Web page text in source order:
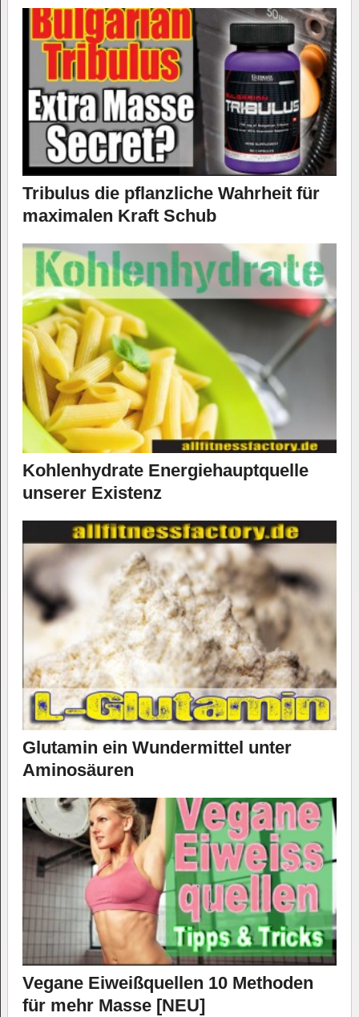
Tribulus die pflanzliche Wahrheit für
maximalen Kraft Schub
Kohlenhydrate Energiehauptquelle
unserer Existenz
Glutamin ein Wundermittel unter
Aminosäuren
Vegane Eiweißquellen 10 Methoden
für mehr Masse [NEU]